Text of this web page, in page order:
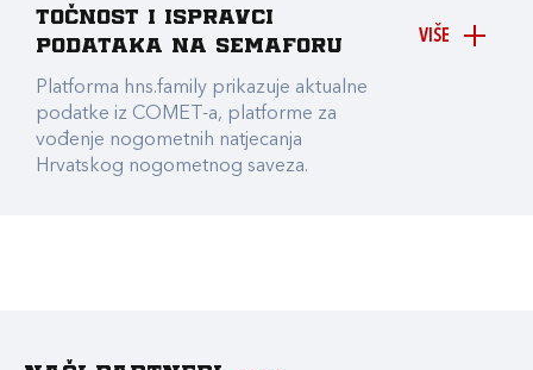
VIŠE
točnost i ispravci
podataka na Semaforu
Platforma hns.family prikazuje aktualne
podatke iz COMET-a, platforme za
vođenje nogometnih natjecanja
Hrvatskog nogometnog saveza.